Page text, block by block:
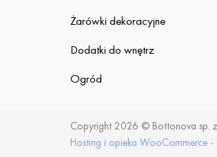
Żarówki dekoracyjne
Dodatki do wnętrz
Ogród
Copyright 2026 © Bottonova sp.
Hosting i opieka WooCommerce -